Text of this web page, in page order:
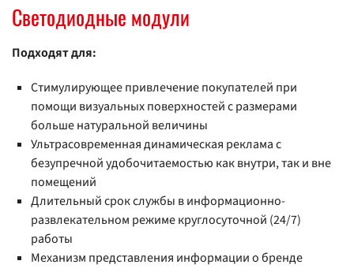
Светодиодные модули
Подходят для:
Стимулирующее привлечение покупателей при
помощи визуальных поверхностей с размерами
больше натуральной величины
Ультрасовременная динамическая реклама с
безупречной удобочитаемостью как внутри, так и вне
помещений
Длительный срок службы в информационно-
развлекательном режиме круглосуточной (24/7)
работы
Механизм представления информации о бренде